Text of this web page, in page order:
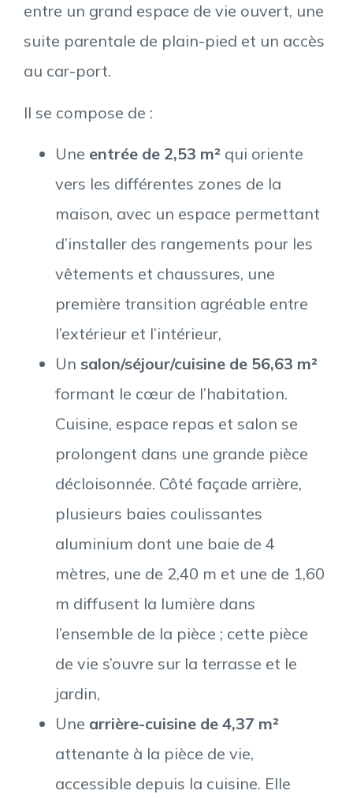
entre un grand espace de vie ouvert, une
suite parentale de plain-pied et un accès
au car-port.
Il se compose de :
Une entrée de 2,53 m² qui oriente
vers les différentes zones de la
maison, avec un espace permettant
d’installer des rangements pour les
vêtements et chaussures, une
première transition agréable entre
l’extérieur et l’intérieur,
Un salon/séjour/cuisine de 56,63 m²
formant le cœur de l’habitation.
Cuisine, espace repas et salon se
prolongent dans une grande pièce
décloisonnée. Côté façade arrière,
plusieurs baies coulissantes
aluminium dont une baie de 4
mètres, une de 2,40 m et une de 1,60
m diffusent la lumière dans
l’ensemble de la pièce ; cette pièce
de vie s’ouvre sur la terrasse et le
jardin,
Une arrière-cuisine de 4,37 m²
attenante à la pièce de vie,
accessible depuis la cuisine. Elle